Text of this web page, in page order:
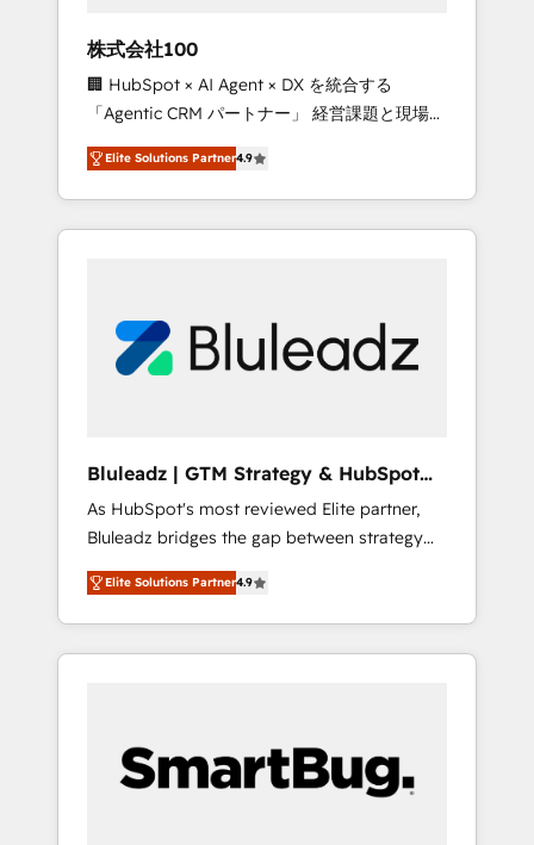
from any legacy CRM. Zero downtime, full
data integrity. ➤ Implementation: Configure
HubSpot to run your revenue process. Sales,
marketing, and service wired together. ➤ AI
and Integrations: Layer Breeze AI, custom
agents, and APIs to remove manual work. ➤
Ongoing Management: Monthly tune-ups,
portal? We are built for the work.
株式会社100
🏢 HubSpot × AI Agent × DX を統合する
「Agentic CRM パートナー」 経営課題と現場業
務をつなぐAIネイティブ・エージェンシーとし
て、HubSpot Eliteの実装力で顧客フロント業務
を再設計します。 💡 100inc は何をする会社
か？ HubSpotを共通基盤に、AIエージェントを
部・グループ会社・部門が分立する組織で、デ
ータと業務プロセスのサイロ化を、CRMを軸と
ら、GTMの見える化・自動化まで。全Hub統合
運用、データ品質設計、グループ横断のCRM統
合に対応します。 2️⃣ AIエージェント組織構築
営業・マーケティング業務の一部をAIが自律実
行する組織への移行を設計・実装。Breeze・
Claude等をHubSpotと連携させ、役割定義・運
用ルール・成果指標まで含めて設計します。 3️⃣
PMOとして主導。「設定の代行ではなく、設計
の責任」を引き受け、部門横断の統合・浸透・
Elite Solutions Partner4.9
Bluleadz | GTM Strategy & HubSpot
Implementation
As HubSpot's most reviewed Elite partner,
Bluleadz bridges the gap between strategy
and execution. We don't just "set up tools" —
we install the GTM Operating System (GTM
OS) to align your leadership and engineer a
portal that drives predictable revenue
and Story to stop "accelerating a mess." ⚙️
Elite Engineering & AI Scalable Architecture:
Elite Solutions Partner4.9